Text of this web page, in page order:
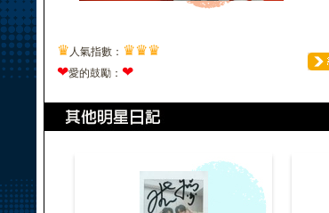
♛ 人氣指數： ♛♛♛
❤愛的鼓勵： ❤